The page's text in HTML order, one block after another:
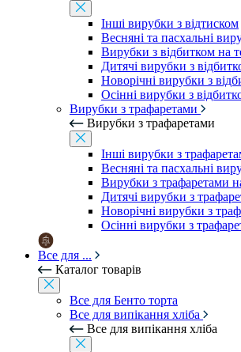
Інші вирубки з відтиском
Весняні та пасхальні
Вирубки з відбитком на
Дитячі вирубки з
Новорічні вирубки з
Осінні вирубки з
Вирубки з трафаретами
Вирубки з трафаретами
Інші вирубки з
Весняні та пасхальні
Вирубки з трафаретами
Дитячі вирубки з
Новорічні вирубки з
Осінні вирубки з
Все для ...
Каталог товарів
Все для Бенто торта
Все для випікання хліба
Все для випікання хліба